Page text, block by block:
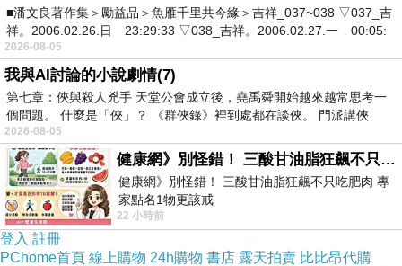
提醒大家一件事，在點餐完後要確認退款，別像
紫川常忘記要按退款，只把餐卷拿走。
日本的自動售票機，有不少是不會自動退錢的。
若忘了退錢，很有可能，錢會變下一個人的，需
要自已去按 おつり/返却。
餐廳入口處就看的到沖繩特有的風獅爺與風獅爺
地墊。
■潘文良著作集＞勵益品＞魚雁千里共今緣＞吉祥_037~038 ▽037_吉
祥。2006.02.26.日 23:29:33 ▽038_吉祥。2006.02.27.一 00:05:
2026-08-05
我與AI討論的小說劇情(7)
第七章：俠與殺人兇手 天堂公會成立後，堯禹舜開始越來越常思考一
個問題。 什麼是「俠」？ 《群俠錄》裡到處都在談俠。 門派講俠
2026-08-05
健康網》別怪錯！ 三酸甘油脂狂飆不只吃肥肉 專家點名1物更該戒
健康網》別怪錯！ 三酸甘油脂狂飆不只吃肥肉 專
家點名1物更該戒
https://health.ltn.com.tw/article/breakingnews/
22 小時前
登入 註冊
PChome首頁 線上購物 24h購物 書店 露天拍賣 比比昂代購